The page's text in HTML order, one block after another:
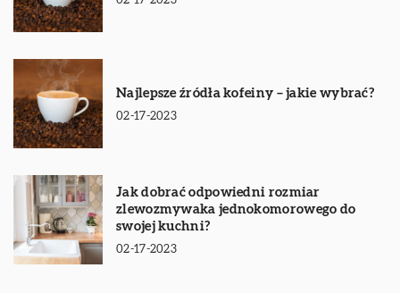
Najlepsze źródła kofeiny – jakie wybrać?
02-17-2023
Jak dobrać odpowiedni rozmiar
zlewozmywaka jednokomorowego do
swojej kuchni?
02-17-2023